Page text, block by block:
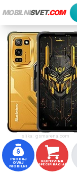
MOBILNISVET.COM
slika: gsmarena.com
PRODAJ
OVAJ
MOBILNI
KUPOVINA
SPECIFIKACIJA